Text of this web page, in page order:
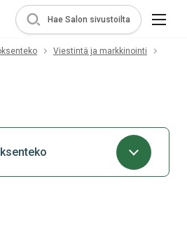
Hae Salon sivustoilta
Viestintä ja markkinointi